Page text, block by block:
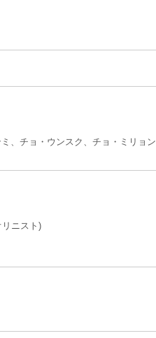
、チョ・ウンスク、チョ・ミリョ
ニスト)